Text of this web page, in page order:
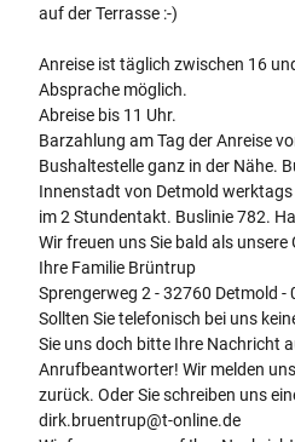
auf der Terrasse :-)
Anreise ist täglich zwischen 16
Absprache möglich.
Abreise bis 11 Uhr.
Barzahlung am Tag der Anreise
Bushaltestelle ganz in der Nähe.
Innenstadt von Detmold
im 2 Stundentakt. Buslinie 782.
Wir freuen uns Sie bald als
Ihre Familie Brüntrup
Sprengerweg 2 - 32760 Detmold
Sollten Sie telefonisch bei uns
Sie uns doch bitte Ihre Nachricht
Anrufbeantworter! Wir melden
zurück. Oder Sie schreiben uns
dirk.bruentrup@t-online.de